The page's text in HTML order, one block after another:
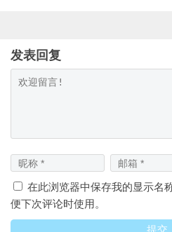
发表回复
在此浏览器中保存我的显示名
便下次评论时使用。